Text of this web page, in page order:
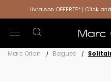
Livraison OFFERTE* | Click
Marc Orian Bagues